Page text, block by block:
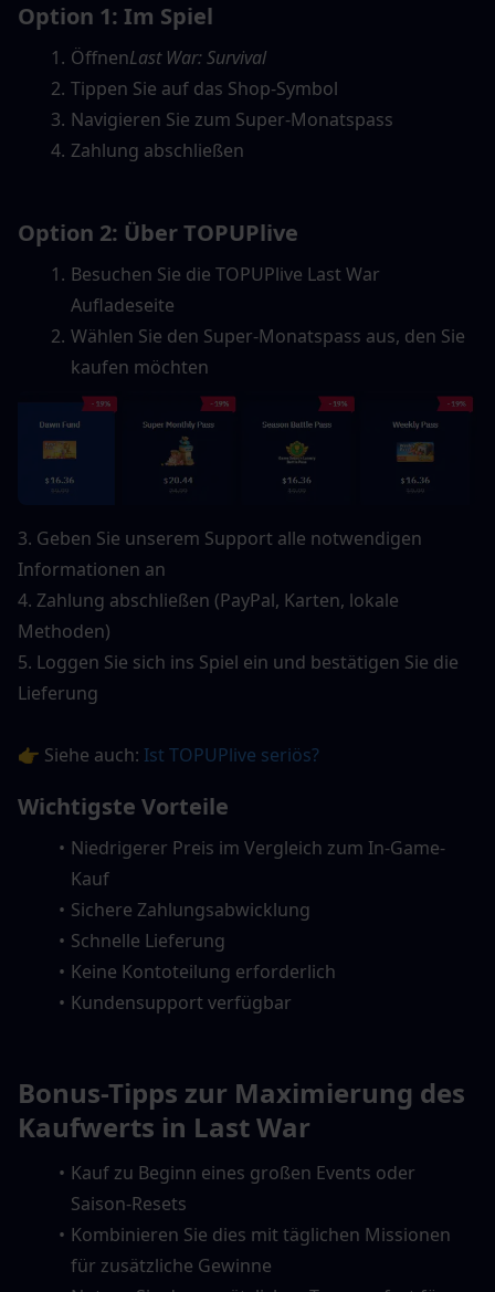
Option 1: Im Spiel
ÖffnenLast War: Survival
Tippen Sie auf das Shop-Symbol
Navigieren Sie zum Super-Monatspass
Zahlung abschließen
Option 2: Über TOPUPlive
Besuchen Sie die TOPUPlive Last War
Aufladeseite
Wählen Sie den Super-Monatspass aus, den Sie
kaufen möchten
3. Geben Sie unserem Support alle notwendigen
Informationen an
4. Zahlung abschließen (PayPal, Karten, lokale
Methoden)
5. Loggen Sie sich ins Spiel ein und bestätigen Sie die
Lieferung
👉 Siehe auch: Ist TOPUPlive seriös?
Wichtigste Vorteile
Niedrigerer Preis im Vergleich zum In-Game-
Kauf
Sichere Zahlungsabwicklung
Schnelle Lieferung
Keine Kontoteilung erforderlich
Kundensupport verfügbar
Bonus-Tipps zur Maximierung des
Kaufwerts in Last War
Kauf zu Beginn eines großen Events oder
Saison-Resets
Kombinieren Sie dies mit täglichen Missionen
für zusätzliche Gewinne